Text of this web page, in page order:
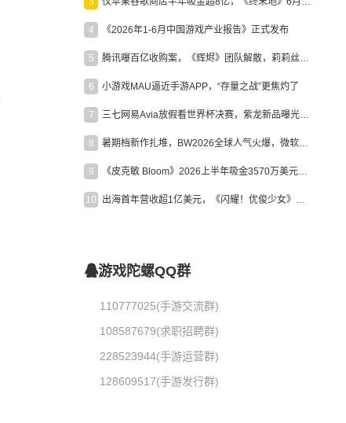
4 《2026年1-6月中国游戏产业报告》正式发布
5 腾讯曝百亿收购案，《辉烬》团队解散，莉莉丝新作曝光｜陀螺周报
6 小游戏MAU逼近手游APP，“存量之战”更焦灼了
7 三七网易Avia放假看世界杯决赛，紫龙新品曝光，米哈游新作上线 | 陀螺周报
8 暑期档新作扎堆，BW2026全球人气火爆，微软XBOX大裁员|陀螺周报
9 《皮克敏 Bloom》2026上半年吸金3570万美元，中国台湾成最大市场
10 出海首年营收超1亿美元，《闪耀！优俊少女》美国市场占比达七成
游戏陀螺QQ群
110777025(手游交流群)
108587679(求职招聘群)
228523944(手游运营群)
128609517(手游发行群)